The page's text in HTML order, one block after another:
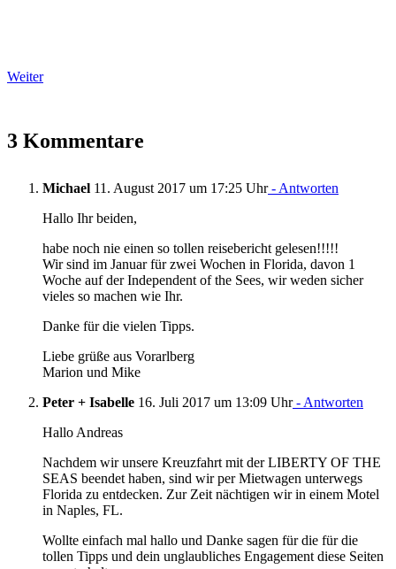
Weiter
3 Kommentare
Michael 11. August 2017 um 17:25 Uhr- Antworten
Hallo Ihr beiden,
habe noch nie einen so tollen reisebericht gelesen!!!!!
Wir sind im Januar für zwei Wochen in Florida, davon 1
Woche auf der Independent of the Sees, wir weden sicher
vieles so machen wie Ihr.
Danke für die vielen Tipps.
Liebe grüße aus Vorarlberg
Marion und Mike
Peter + Isabelle 16. Juli 2017 um 13:09 Uhr- Antworten
Hallo Andreas
Nachdem wir unsere Kreuzfahrt mit der LIBERTY OF THE
SEAS beendet haben, sind wir per Mietwagen unterwegs
Florida zu entdecken. Zur Zeit nächtigen wir in einem Motel
in Naples, FL.
Wollte einfach mal hallo und Danke sagen für die für die
tollen Tipps und dein unglaubliches Engagement diese Seiten